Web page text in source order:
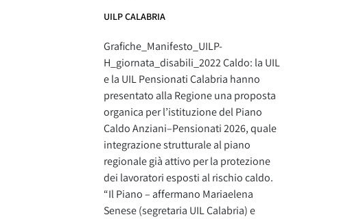
UILP CALABRIA
Grafiche_Manifesto_UILP-
H_giornata_disabili_2022 Caldo: la UIL
e la UIL Pensionati Calabria hanno
presentato alla Regione una proposta
organica per l’istituzione del Piano
Caldo Anziani–Pensionati 2026, quale
integrazione strutturale al piano
regionale già attivo per la protezione
dei lavoratori esposti al rischio caldo.
“Il Piano – affermano Mariaelena
Senese (segretaria UIL Calabria) e